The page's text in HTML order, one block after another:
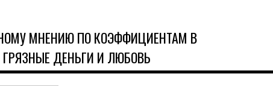
МНЕНИЮ ПО КОЭФФИЦИЕНТАМ В
ДЕНЬГИ И ЛЮБОВЬ